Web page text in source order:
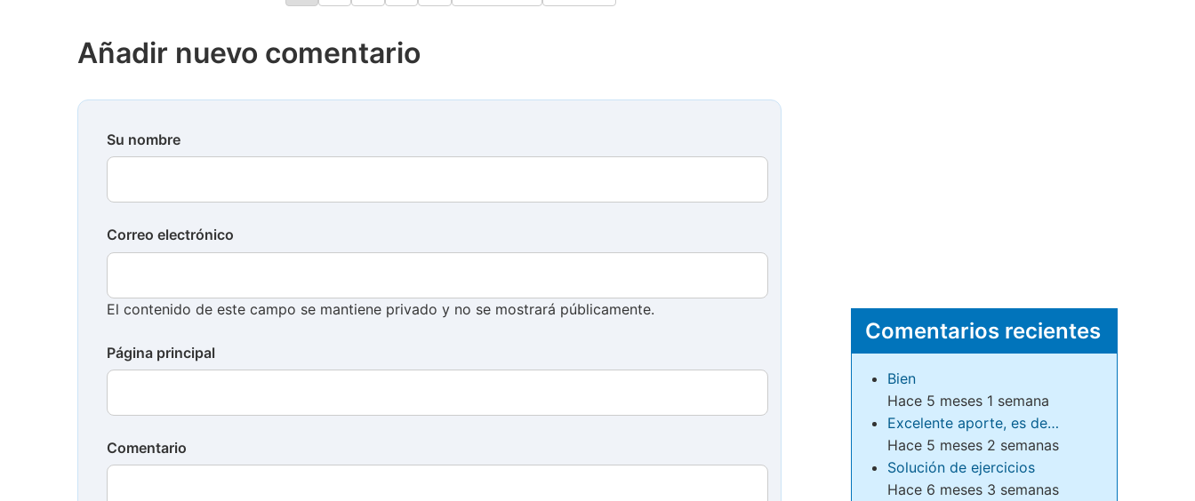
página
página
Añadir nuevo comentario
Su nombre
Correo electrónico
El contenido de este campo se mantiene privado y no se mostrará públicamente.
Página principal
Comentario
Comentarios recientes
Bien
Hace 5 meses 1 semana
Excelente aporte, es de…
Hace 5 meses 2 semanas
Solución de ejercicios
Hace 6 meses 3 semanas